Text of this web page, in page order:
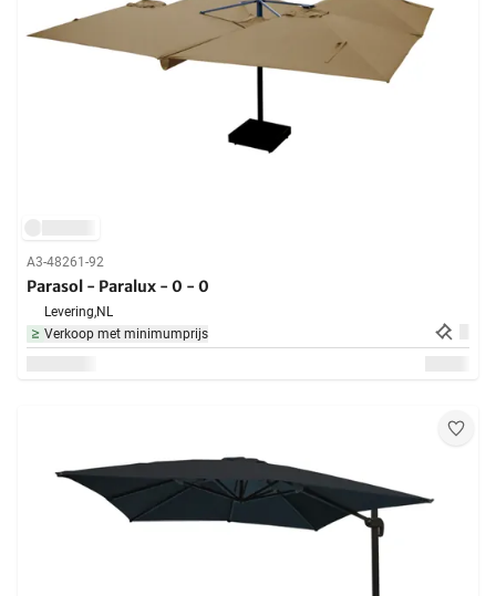
A3-48261-92
Parasol - Paralux - 0 - 0
Levering,NL
Verkoop met minimumprijs